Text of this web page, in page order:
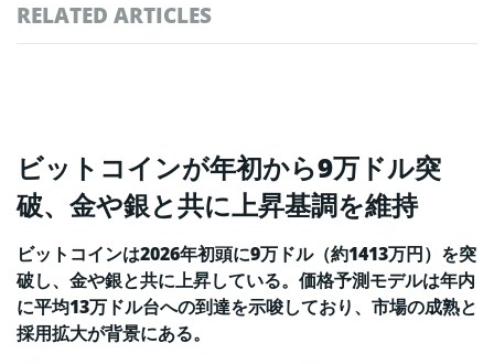
RELATED ARTICLES
ビットコインが年初から9万ドル突
破、金や銀と共に上昇基調を維持
ビットコインは2026年初頭に9万ドル（約1413万円）を突
破し、金や銀と共に上昇している。価格予測モデルは年内
に平均13万ドル台への到達を示唆しており、市場の成熟と
採用拡大が背景にある。